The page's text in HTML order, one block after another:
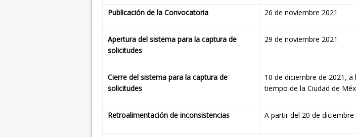
Publicación de la Convocatoria 26 de noviembre 2021
Apertura del sistema para la captura de
solicitudes
29 de noviembre 2021
Cierre del sistema para la captura de
solicitudes
10 de diciembre de 2021, a
tiempo de la Ciudad de
Retroalimentación de inconsistencias A partir del 20 de diciembre